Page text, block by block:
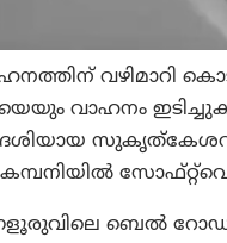
വഴിമാറി
വാഹനം
ബെൽ